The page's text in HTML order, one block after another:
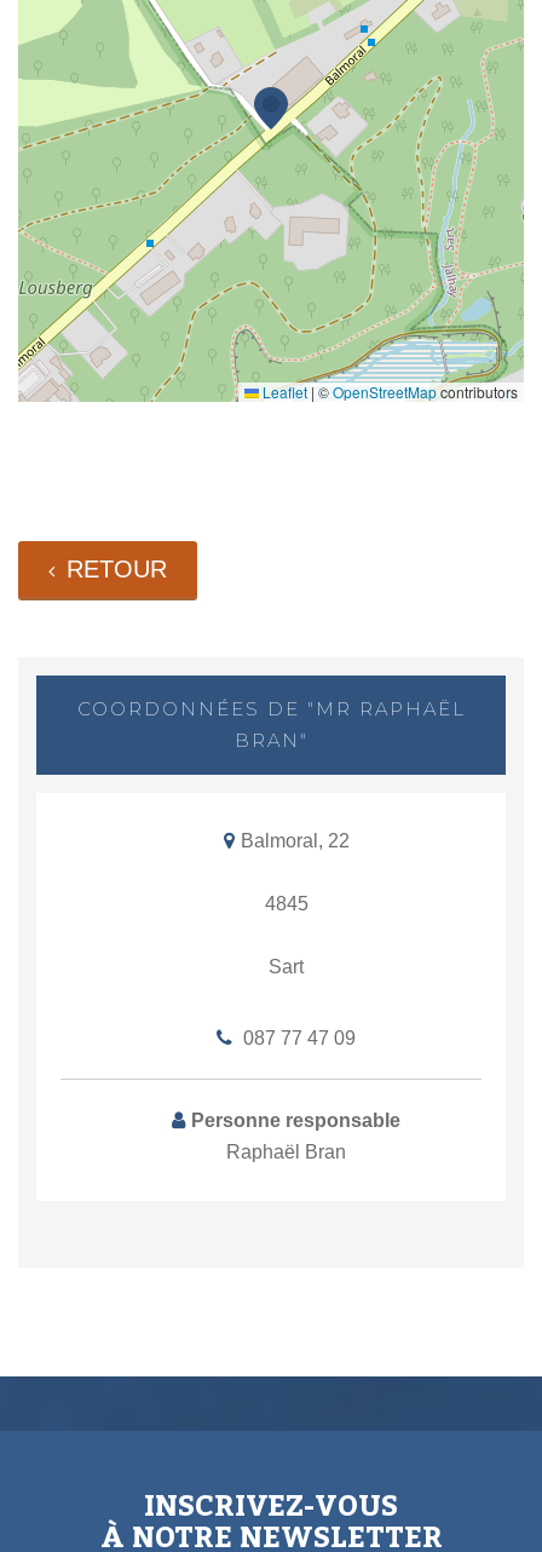
Leaflet | ©OpenStreetMapcontributors
RETOUR
COORDONNÉES DE "MR RAPHAËL
BRAN"
Balmoral, 22
4845
Sart
087 77 47 09
Personne responsable
Raphaël Bran
INSCRIVEZ-VOUS
À NOTRE NEWSLETTER